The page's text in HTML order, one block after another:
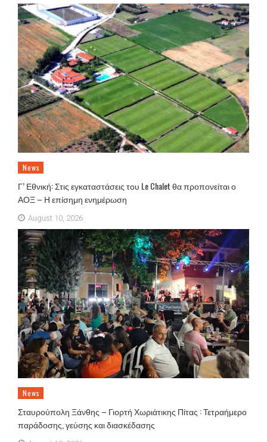
News
Γ’ Εθνική: Στις εγκαταστάσεις του Le Chalet θα προπονείται ο
ΑΟΞ – Η επίσημη ενημέρωση
August 10, 2026
News
Σταυρούπολη Ξάνθης – Γιορτή Χωριάτικης Πίτας : Τετραήμερο
παράδοσης, γεύσης και διασκέδασης